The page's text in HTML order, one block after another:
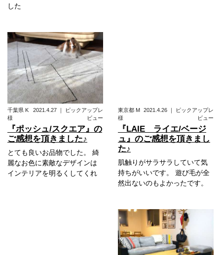
した
千葉県 K
様
2021.4.27 ｜
ピックアップレ
ビュー
『ポッシュ/スクエア』の
ご感想を頂きました♪
とても良いお品物でした。 綺
麗なお色に素敵なデザインは
インテリアを明るくしてくれ
東京都 M
様
2021.4.26 ｜
ピックアップレ
ビュー
『LAIE ライエ/ベージ
ュ』のご感想を頂きまし
た♪
肌触りがサラサラしていて気
持ちがいいです。 遊び毛が全
然出ないのもよかったです。